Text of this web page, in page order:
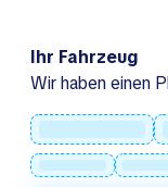
Ihr Fahrzeug
Wir haben einen